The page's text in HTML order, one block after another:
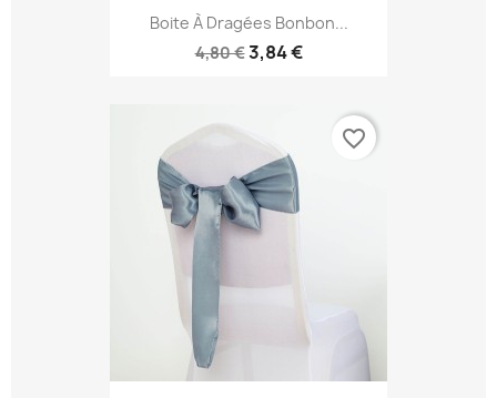
Boite À Dragées Bonbon...
4,80 €3,84 €
favorite_border